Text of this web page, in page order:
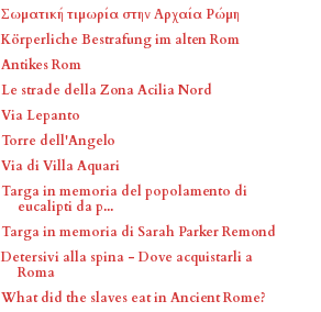
Σωματική τιμωρία στην Αρχαία Ρώμη
Körperliche Bestrafung im alten Rom
Antikes Rom
Le strade della Zona Acilia Nord
Via Lepanto
Torre dell'Angelo
Via di Villa Aquari
Targa in memoria del popolamento di
eucalipti da p...
Targa in memoria di Sarah Parker Remond
Detersivi alla spina - Dove acquistarli a
Roma
What did the slaves eat in Ancient Rome?